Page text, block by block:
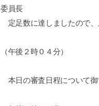
委員長
定足数に達しましたので
（午後２時０４分）
本日の審査日程について